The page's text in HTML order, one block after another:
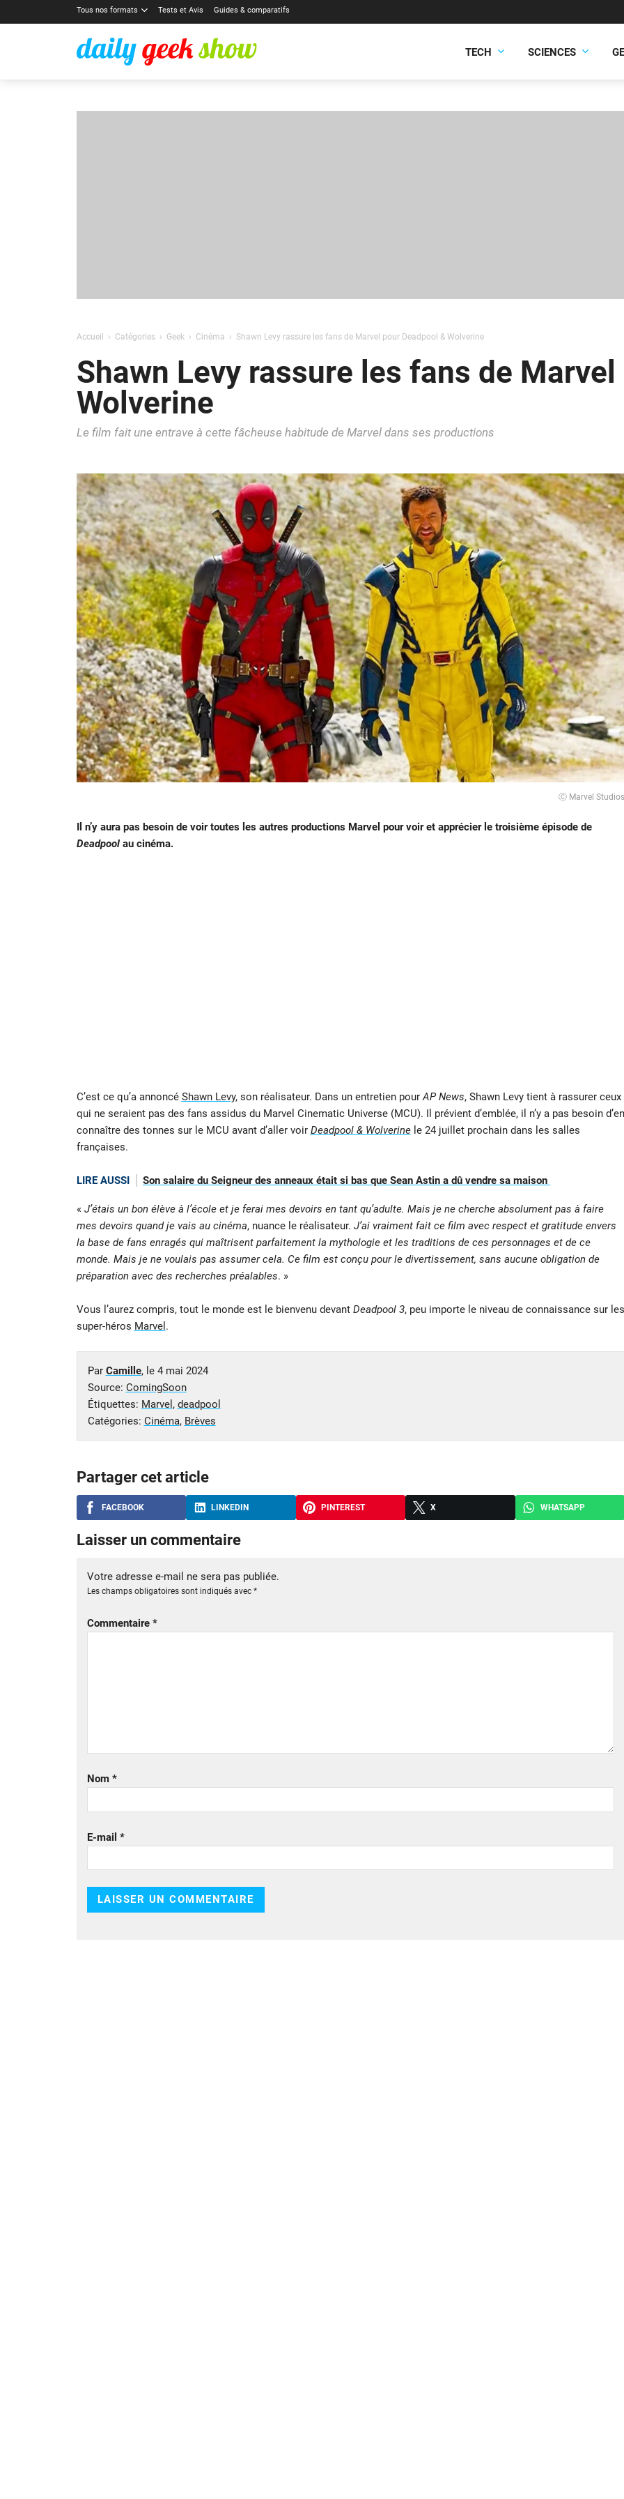
Tous nos formats Tests et Avis Guides & comparatifs
TECH SCIENCES
Accueil Catégories Geek Cinéma Shawn Levy rassure les fans de Marvel pour Deadpool & Wolverine
Shawn Levy rassure les fans de
Wolverine
Le film fait une entrave à cette fâcheuse habitude de Marvel dans ses productions
Ⓒ Marvel Studios
Il n’y aura pas besoin de voir toutes les autres productions Marvel pour voir et apprécier le troisième épisode de
Deadpool au cinéma.
C’est ce qu’a annoncé Shawn Levy, son réalisateur. Dans un entretien pourAP News, Shawn Levy tient à rassurer ceux
qui ne seraient pas des fans assidus du Marvel Cinematic Universe (MCU). Il prévient d’emblée, il n’y a pas besoin d’en
connaître des tonnes sur le MCU avant d’aller voir Deadpool & Wolverinele 24 juillet prochain dans les salles
françaises.
LIRE AUSSI Son salaire du Seigneur des anneaux était si bas que Sean Astin a dû vendre sa maison
« J’étais un bon élève à l’école et je ferai mes devoirs en tant qu’adulte. Mais je ne cherche absolument pas à faire
mes devoirs quand je vais au cinéma, nuance le réalisateur. J’ai vraiment fait ce film avec respect et gratitude envers
la base de fans enragés qui maîtrisent parfaitement la mythologie et les traditions de ces personnages et de ce
monde. Mais je ne voulais pas assumer cela. Ce film est conçu pour le divertissement, sans aucune obligation de
préparation avec des recherches préalables. »
Vous l’aurez compris, tout le monde est le bienvenu devant Deadpool 3, peu importe le niveau de connaissance sur les
super-héros Marvel .
Par Camille, le 4 mai 2024
Source: ComingSoon
Étiquettes: Marvel , deadpool
Catégories: Cinéma, Brèves
Partager cet article
FACEBOOK LINKEDIN PINTEREST X WHATSAPP
Laisser un commentaire
Votre adresse e-mail ne sera pas publiée.
Les champs obligatoires sont indiqués avec *
Commentaire *
Nom *
E-mail *